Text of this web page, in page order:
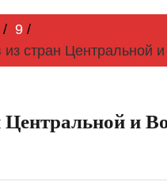
9
из стран Центральной
Центральной и